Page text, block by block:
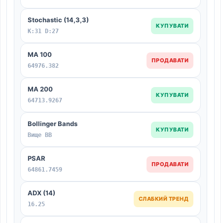
Stochastic (14,3,3)
K:31 D:27
КУПУВАТИ
MA 100
64976.382
ПРОДАВАТИ
MA 200
64713.9267
КУПУВАТИ
Bollinger Bands
Вище BB
КУПУВАТИ
PSAR
64861.7459
ПРОДАВАТИ
ADX (14)
16.25
СЛАБКИЙ ТРЕНД